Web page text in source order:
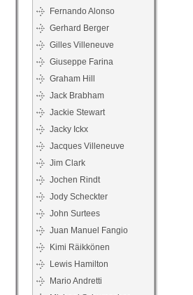
Fernando Alonso
Gerhard Berger
Gilles Villeneuve
Giuseppe Farina
Graham Hill
Jack Brabham
Jackie Stewart
Jacky Ickx
Jacques Villeneuve
Jim Clark
Jochen Rindt
Jody Scheckter
John Surtees
Juan Manuel Fangio
Kimi Räikkönen
Lewis Hamilton
Mario Andretti